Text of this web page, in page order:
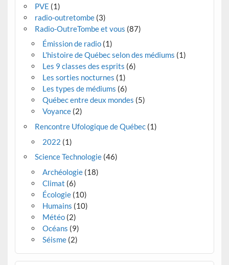
PVE (1)
radio-outretombe(3)
Radio-OutreTombe et vous (87)
Émission de radio(1)
L'histoire de Québec selon des médiums (1)
Les 9 classes des esprits (6)
Les sorties nocturnes (1)
Les types de médiums (6)
Québec entre deux mondes (5)
Voyance(2)
Rencontre Ufologique de Québec(1)
2022 (1)
Science Technologie(46)
Archéologie(18)
Climat (6)
Écologie(10)
Humains (10)
Météo(2)
Océans (9)
Séisme(2)